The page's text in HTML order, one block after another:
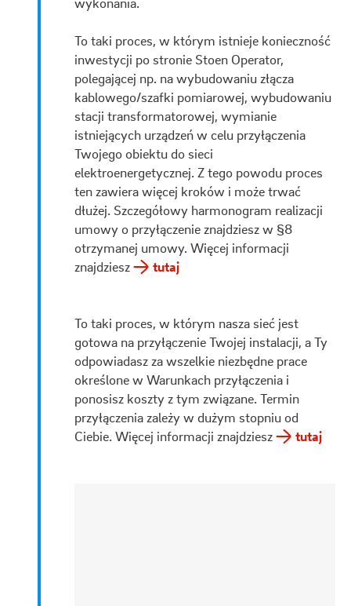
To taki proces, w którym istnieje konieczność
inwestycji po stronie Stoen Operator,
polegającej np. na wybudowaniu złącza
kablowego/szafki pomiarowej, wybudowaniu
stacji transformatorowej, wymianie
istniejących urządzeń w celu przyłączenia
Twojego obiektu do sieci
elektroenergetycznej. Z tego powodu proces
ten zawiera więcej kroków i może trwać
dłużej. Szczegółowy harmonogram realizacji
umowy o przyłączenie znajdziesz w §8
otrzymanej umowy. Więcej informacji
znajdziesz
tutaj
To taki proces, w którym nasza sieć jest
gotowa na przyłączenie Twojej instalacji, a Ty
odpowiadasz za wszelkie niezbędne prace
określone w Warunkach przyłączenia i
ponosisz koszty z tym związane. Termin
przyłączenia zależy w dużym stopniu od
Ciebie. Więcej informacji znajdziesz
tutaj